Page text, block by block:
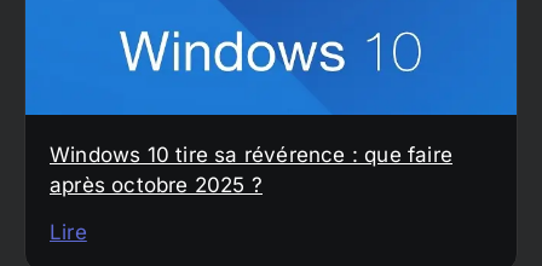
Windows 10 tire sa révérence : que faire
après octobre 2025 ?
Lire